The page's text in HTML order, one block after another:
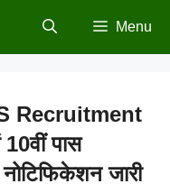
Menu
Recruitment
पास
जारी